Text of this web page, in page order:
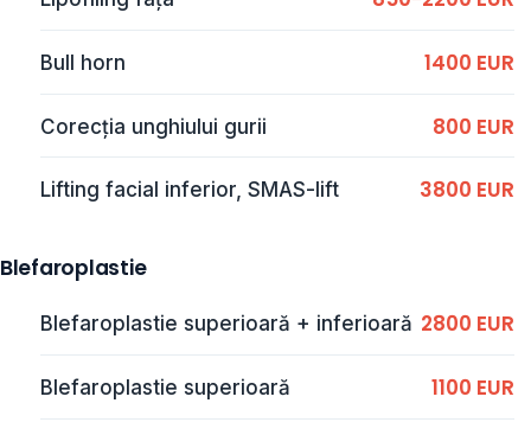
Bull horn 1400 EUR
Corecția unghiului gurii 800 EUR
Lifting facial inferior, SMAS-lift 3800 EUR
Blefaroplastie
Blefaroplastie superioară + inferioară 2800 EUR
Blefaroplastie superioară 1100 EUR